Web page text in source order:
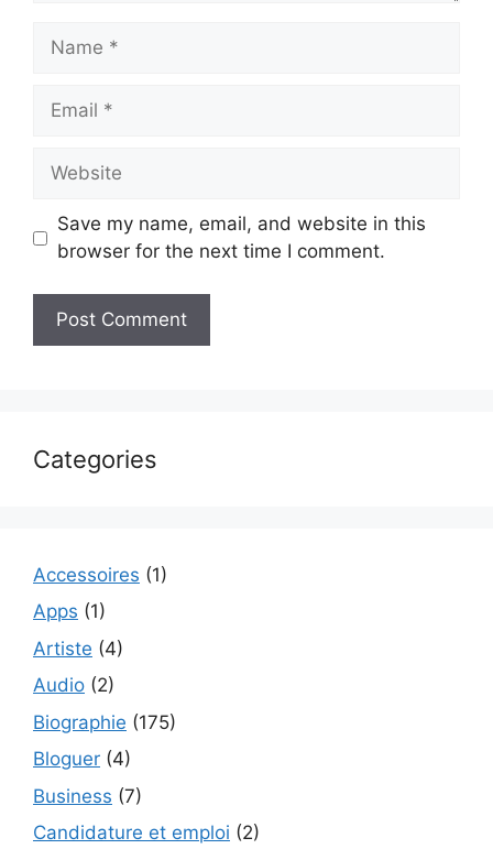
Name
Email
Website
Save my name, email, and website in this
browser for the next time I comment.
Categories
Accessoires (1)
Apps (1)
Artiste (4)
Audio (2)
Biographie (175)
Bloguer (4)
Business (7)
Candidature et emploi (2)